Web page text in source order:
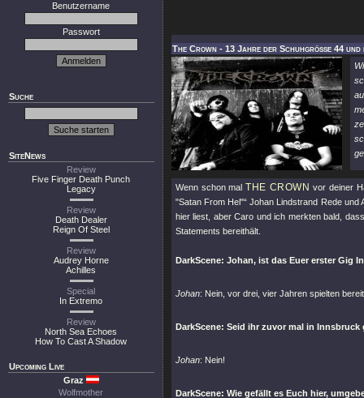
Benutzername
Passwort
Suche
SiteNews
Review
Five Finger Death Punch
Legacy
Review
Death Dealer
Reign Of Steel
Review
Audrey Horne
Achilles
Special
In Extremo
Review
North Sea Echoes
How To Cast A Shadow
Upcoming Live
Graz
Wolfmother
The Crown - 13 Jahre der Schuhgröße 44 und
Wenn schon malTHE CROWN vor deiner
"Satan From Hel"“ Johan Lindstrand Rede
hier liest, aber Caro und ich merkten bald,
Statements bereithält.
DarkScene: Johan, ist das Euer erster Gig
Johan: Nein, vor drei, vier Jahren spielten
DarkScene: Seid ihr zuvor mal in Innsbruck
Johan: Nein!
DarkScene: Wie gefällt es Euch hier,